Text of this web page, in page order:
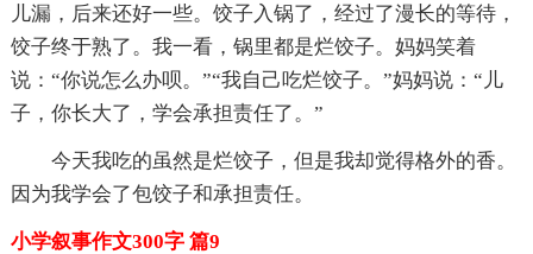
儿漏，后来还好一些。饺子入锅了，经过了漫长的等待，
饺子终于熟了。我一看，锅里都是烂饺子。妈妈笑着
说：“你说怎么办呗。”“我自己吃烂饺子。”妈妈说：“儿
子，你长大了，学会承担责任了。”
今天我吃的虽然是烂饺子，但是我却觉得格外的香。
因为我学会了包饺子和承担责任。
小学叙事作文300字 篇9